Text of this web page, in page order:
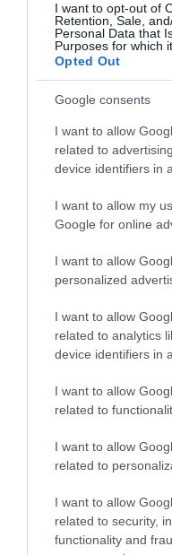
I want to opt-out of
Retention, Sale,
Personal Data that
Purposes for which
Opted Out
Google consents
I want to allow
related to
device identifiers in
I want to allow my
Google for online
I want to allow
personalized
I want to allow
related to analytics
device identifiers in
I want to allow
related to
I want to allow
related to
I want to allow
related to security,
functionality and
ΔΕΥΤΕΡΑ – ΡΕΜΟΣ
Παρακαλώ